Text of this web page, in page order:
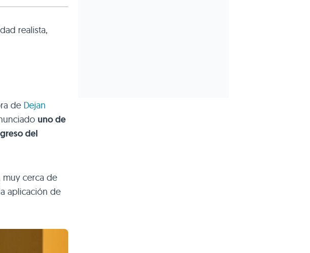
realista,
de Dejan
uno de
del
muy cerca de
aplicación de